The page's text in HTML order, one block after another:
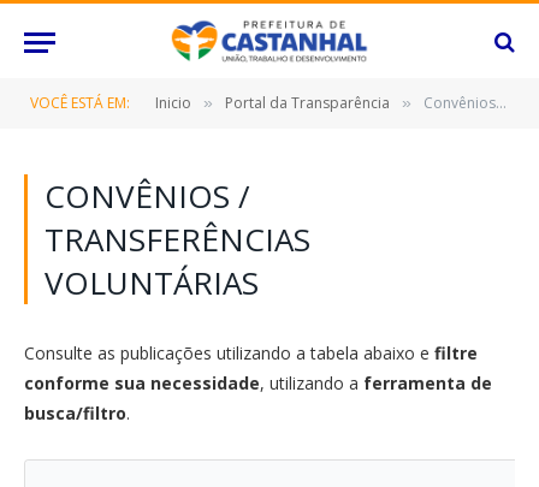
VOCÊ ESTÁ EM: Inicio » Portal da Transparência » Convênios / Transferências Voluntárias
CONVÊNIOS /
TRANSFERÊNCIAS
VOLUNTÁRIAS
Consulte as publicações utilizando a tabela abaixo e filtre
conforme sua necessidade, utilizando a ferramenta de
busca/filtro.